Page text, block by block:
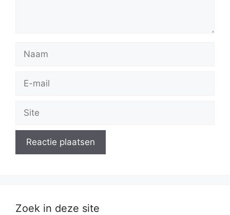
Naam
Site
Zoek in deze site